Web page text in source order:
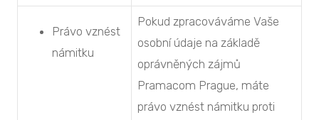
Právo vznést
námitku
Pokud zpracováváme Vaše
osobní údaje na základě
oprávněných zájmů
Pramacom Prague, máte
právo vznést námitku proti